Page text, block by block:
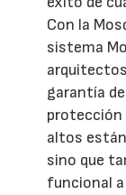
Con la
sistema
garantía
protección
altos
sino que
funcional